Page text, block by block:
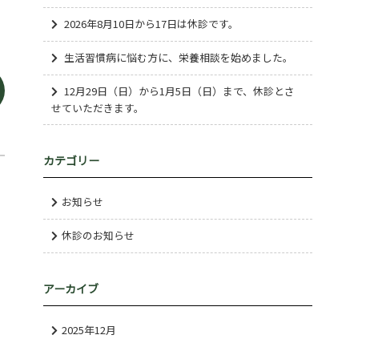
2026年8月10日から17日は休診です。
生活習慣病に悩む方に、栄養相談を始めました。
12月29日（日）から1月5日（日）まで、休診とさ
せていただきます。
カテゴリー
お知らせ
休診のお知らせ
アーカイブ
2025年12月